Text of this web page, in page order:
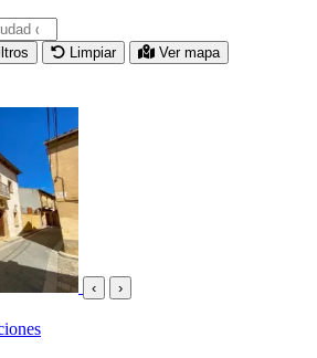
o provincia para ir a su página
Limpiar Ver mapa
‹ ›